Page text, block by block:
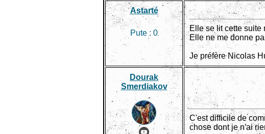
Astarté
Pute : 0
Elle se lit cette suite
Elle ne me donne
Je préfère Nicolas
Dourak
Smerdiakov
C'est difficile de
chose dont je n'ai